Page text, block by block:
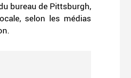
bureau de Pittsburgh,
selon les médias